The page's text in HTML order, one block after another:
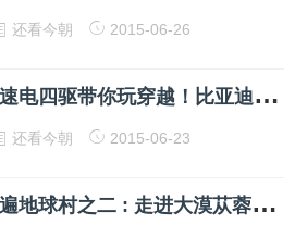
还看今朝 2015-06-26
极
速电四驱带你玩穿越！比亚迪“唐”上市
还看今朝 2015-06-23
走
遍地球村之二 : 走进大漠苁蓉王-----魏均和他的生态药材基地